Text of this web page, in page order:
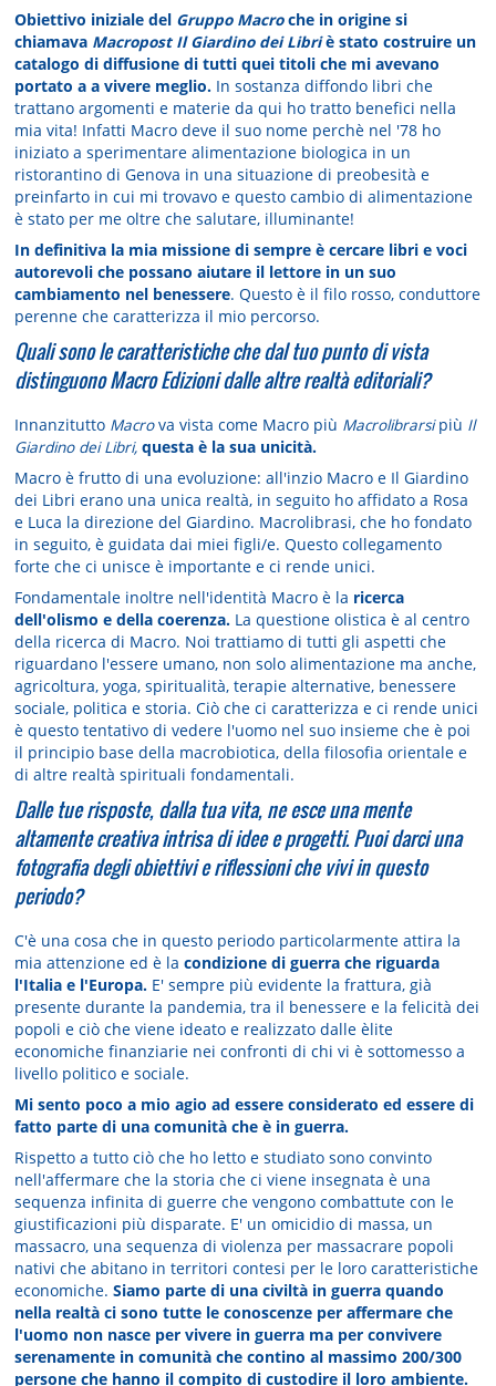
Obiettivo iniziale del Gruppo Macroche in origine si
chiamava Macropost Il Giardino dei Libriè stato costruire un
catalogo di diffusione di tutti quei titoli che mi avevano
portato a a vivere meglio. In sostanza diffondo libri che
trattano argomenti e materie da qui ho tratto benefici nella
mia vita! Infatti Macro deve il suo nome perchè nel '78 ho
iniziato a sperimentare alimentazione biologica in un
ristorantino di Genova in una situazione di preobesità e
preinfarto in cui mi trovavo e questo cambio di alimentazione
è stato per me oltre che salutare, illuminante!
In definitiva la mia missione di sempre è cercare libri e voci
autorevoli che possano aiutare il lettore in un suo
cambiamento nel benessere. Questo è il filo rosso, conduttore
perenne che caratterizza il mio percorso.
Quali sono le caratteristiche che dal tuo punto di vista
distinguono Macro Edizioni dalle altre realtà editoriali?
Innanzitutto Macrova vista come Macro più Macrolibrarsipiù Il
Giardino dei Libri, questa è la sua unicità.
Macro è frutto di una evoluzione: all'inzio Macro e Il Giardino
dei Libri erano una unica realtà, in seguito ho affidato a Rosa
e Luca la direzione del Giardino. Macrolibrasi, che ho fondato
in seguito, è guidata dai miei figli/e. Questo collegamento
forte che ci unisce è importante e ci rende unici.
Fondamentale inoltre nell'identità Macro è la ricerca
dell'olismo e della coerenza. La questione olistica è al centro
della ricerca di Macro. Noi trattiamo di tutti gli aspetti che
riguardano l'essere umano, non solo alimentazione ma anche,
agricoltura, yoga, spiritualità, terapie alternative, benessere
sociale, politica e storia. Ciò che ci caratterizza e ci rende unici
è questo tentativo di vedere l'uomo nel suo insieme che è poi
il principio base della macrobiotica, della filosofia orientale e
di altre realtà spirituali fondamentali.
Dalle tue risposte, dalla tua vita, ne esce una mente
altamente creativa intrisa di idee e progetti. Puoi darci una
fotografia degli obiettivi e riflessioni che vivi in questo
periodo?
C'è una cosa che in questo periodo particolarmente attira la
mia attenzione ed è lacondizione di guerra che riguarda
l'Italia e l'Europa. E' sempre più evidente la frattura, già
presente durante la pandemia, tra il benessere e la felicità dei
popoli e ciò che viene ideato e realizzato dalle èlite
economiche finanziarie nei confronti di chi vi è sottomesso a
livello politico e sociale.
Mi sento poco a mio agio ad essere considerato ed essere di
fatto parte di una comunità che è in guerra.
Rispetto a tutto ciò che ho letto e studiato sono convinto
nell'affermare che la storia che ci viene insegnata è una
sequenza infinita di guerre che vengono combattute con le
giustificazioni più disparate. E' un omicidio di massa, un
massacro, una sequenza di violenza per massacrare popoli
nativi che abitano in territori contesi per le loro caratteristiche
economiche.Siamo parte di una civiltà in guerra quando
nella realtà ci sono tutte le conoscenze per affermare che
l'uomo non nasce per vivere in guerra ma per convivere
serenamente in comunità che contino al massimo 200/300
persone che hanno il compito di custodire il loro ambiente.